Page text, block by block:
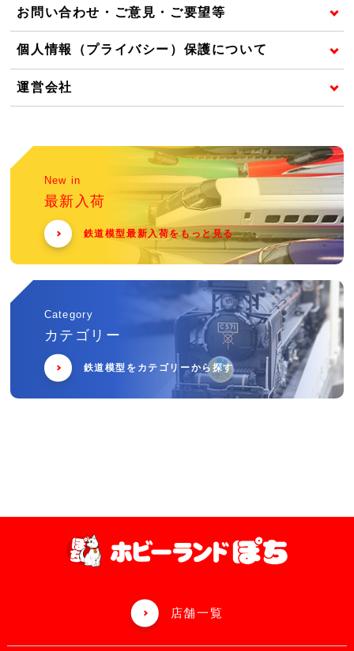
お問い合わせ・ご意見・ご要望等
個人情報（プライバシー）保護について
運営会社
New in
最新入荷
鉄道模型最新入荷をもっと見る
Category
カテゴリー
鉄道模型をカテゴリーから探す
店舗一覧